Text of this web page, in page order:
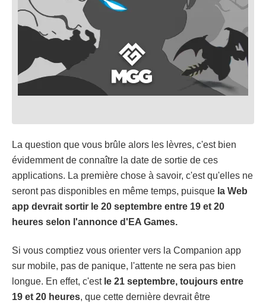
La question que vous brûle alors les lèvres, c'est bien
évidemment de connaître la date de sortie de ces
applications. La première chose à savoir, c'est qu'elles ne
seront pas disponibles en même temps, puisque la Web
app devrait sortir le 20 septembre entre 19 et 20
heures selon l'annonce d'EA Games.
Si vous comptiez vous orienter vers la Companion app
sur mobile, pas de panique, l'attente ne sera pas bien
longue. En effet, c'estle 21 septembre, toujours entre
19 et 20 heures, que cette dernière devrait être